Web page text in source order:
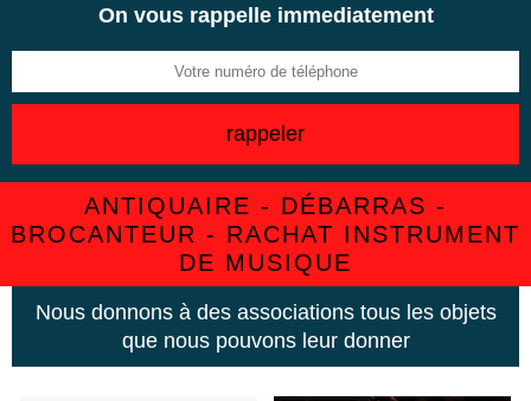
On vous rappelle immediatement
ANTIQUAIRE - DÉBARRAS -
BROCANTEUR - RACHAT INSTRUMENT
DE MUSIQUE
Nous donnons à des associations tous les objets
que nous pouvons leur donner